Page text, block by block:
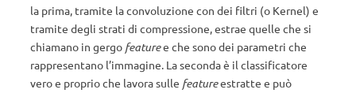
la prima, tramite la convoluzione con dei filtri (o Kernel) e
tramite degli strati di compressione, estrae quelle che si
chiamano in gergo featuree che sono dei parametri che
rappresentano l’immagine. La seconda è il classificatore
vero e proprio che lavora sulle featureestratte e può